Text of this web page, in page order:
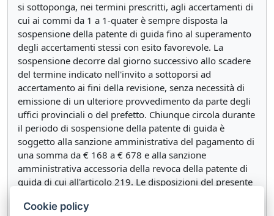
si sottoponga, nei termini prescritti, agli accertamenti di
cui ai commi da 1 a 1-quater è sempre disposta la
sospensione della patente di guida fino al superamento
degli accertamenti stessi con esito favorevole. La
sospensione decorre dal giorno successivo allo scadere
del termine indicato nell'invito a sottoporsi ad
accertamento ai fini della revisione, senza necessità di
emissione di un ulteriore provvedimento da parte degli
uffici provinciali o del prefetto. Chiunque circola durante
il periodo di sospensione della patente di guida è
soggetto alla sanzione amministrativa del pagamento di
una somma da € 168 a € 678 e alla sanzione
amministrativa accessoria della revoca della patente di
guida di cui all'articolo 219. Le disposizioni del presente
essere stato dichiarato temporaneamente inidoneo alla
Cookie policy